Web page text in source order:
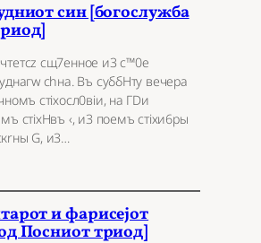
син [богослужба
сщ7eнное и3 с™0е
сhна. Въ суббHту вeчера
стіхосл0віи, на ГDи
стіхHвъ ‹, и3 поeмъ стіхи6ры
G, и3…
и фарисејот
Посниот триод]